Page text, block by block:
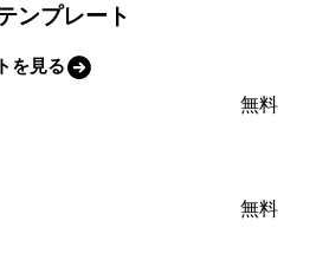
ンプレート
を見る
無料
無料